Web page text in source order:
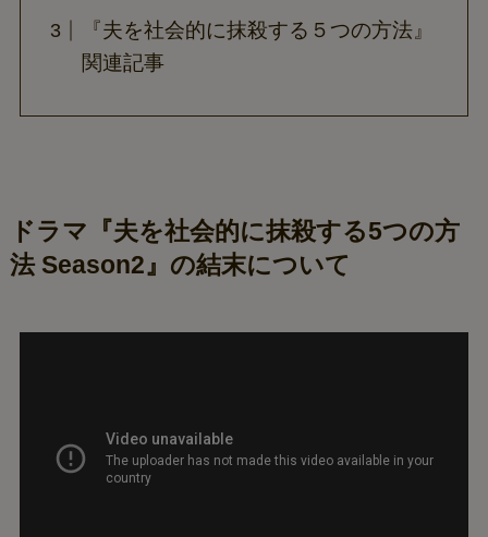
『夫を社会的に抹殺する５つの方法』
関連記事
ドラマ『夫を社会的に抹殺する5つの方
法 Season2』の結末について